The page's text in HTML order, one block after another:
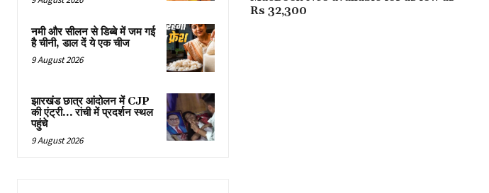
नमी और सीलन से डिब्बे में जम गई
है चीनी, डाल दें ये एक चीज
9 August 2026
झारखंड छात्र आंदोलन में CJP
की एंट्री… रांची में प्रदर्शन स्थल
पहुंचे
9 August 2026
Rs 32,300